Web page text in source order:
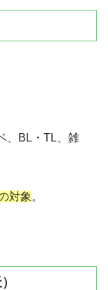
、BL・TL、雑
対象 。